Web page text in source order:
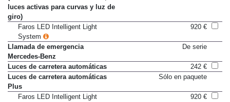
luces activas para curvas y luz de
giro)
Faros LED Intelligent Light
System
920 €
Llamada de emergencia
Mercedes-Benz
De serie
Luces de carretera automáticas
242 €
Luces de carretera automáticas
Plus
Sólo en paquete
Faros LED Intelligent Light
920 €